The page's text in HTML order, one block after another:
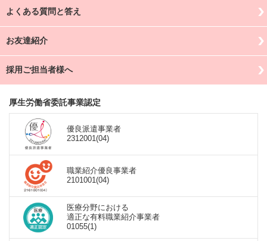
よくある質問と答え
お友達紹介
採用ご担当者様へ
厚生労働省委託事業認定
優良派遣事業者
2312001(04)
職業紹介優良事業者
2101001(04)
医療分野における
適正な有料職業紹介事業者
01055(1)